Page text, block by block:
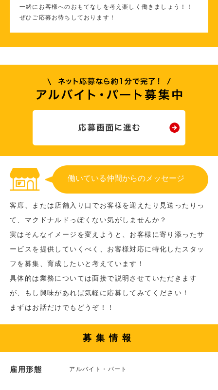
一緒にお客様へのおもてなしを考え楽しく働きましょう！！
ぜひご応募お待ちしております！
働いている仲間からのメッセージ
客席、または店舗入り口でお客様を迎えたり見送ったりっ
て、マクドナルドっぽくない気がしませんか？
実はそんなイメージを変えようと、お客様に寄り添ったサ
ービスを提供していくべく、お客様対応に特化したスタッ
フを募集、育成したいと考えています！
具体的は業務については面接で説明させていただきます
が、もし興味があれば気軽に応募してみてください！
まずはお話だけでもどうぞ！！
募集情報
雇用形態 アルバイト・パート